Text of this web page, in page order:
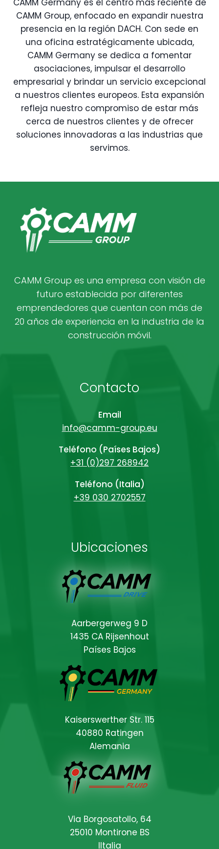
CAMM Germany es el centro más reciente de
CAMM Group, enfocado en expandir nuestra
presencia en la región DACH. Con sede en
una oficina estratégicamente ubicada,
CAMM Germany se dedica a fomentar
asociaciones, impulsar el desarrollo
empresarial y brindar un servicio excepcional
a nuestros clientes europeos. Esta expansión
refleja nuestro compromiso de estar más
cerca de nuestros clientes y de ofrecer
soluciones innovadoras a las industrias que
servimos.
CAMM Group es una empresa con visión de
futuro establecida por diferentes
emprendedores que cuentan con más de
20 años de experiencia en la industria de la
construcción móvil.
Contacto
Email
info@camm-group.eu
Teléfono (Países Bajos)
+31 (0)297 268942
Teléfono (Italia)
+39 030 2702557
Ubicaciones
Aarbergerweg 9 D
1435 CA Rijsenhout
Países Bajos
Kaiserswerther Str. 115
40880 Ratingen
Alemania
Via Borgosatollo, 64
25010 Montirone BS
IItalia